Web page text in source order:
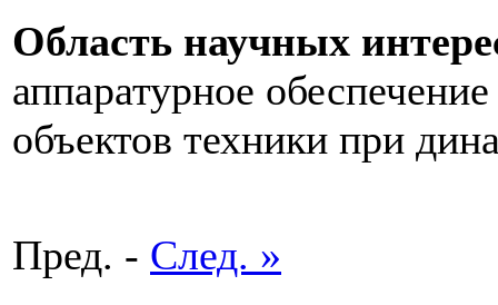
Область научных
аппаратурное
объектов техники при
Пред. - След. »